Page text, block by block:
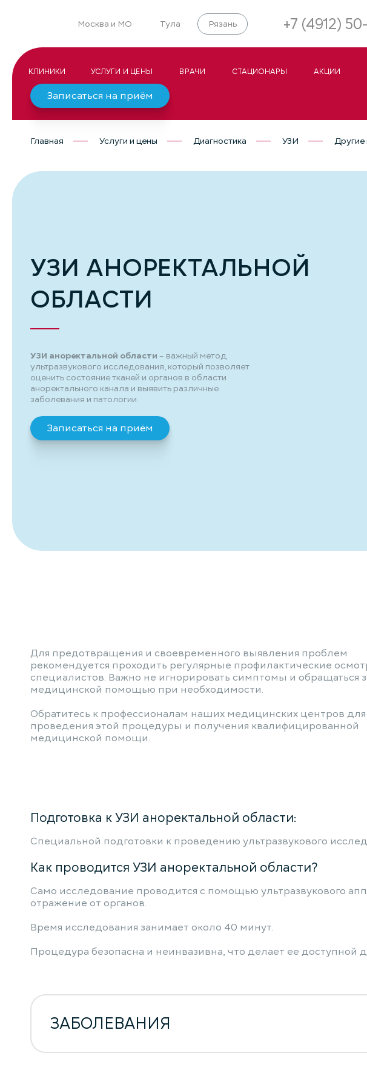
Москва и МО Тула Рязань +7 (4912)
КЛИНИКИ УСЛУГИ И ЦЕНЫ ВРАЧИ СТАЦИОНАРЫ АКЦИИ
Записаться на приём
Главная Услуги и цены Диагностика УЗИ
УЗИ АНОРЕКТАЛЬНОЙ
ОБЛАСТИ
УЗИ аноректальной области – важный метод
ультразвукового исследования, который позволяет
оценить состояние тканей и органов в области
аноректального канала и выявить различные
заболевания и патологии.
Записаться на приём
Для предотвращения и своевременного выявления проблем
рекомендуется проходить регулярные профилактические
специалистов. Важно не игнорировать симптомы и обращаться
медицинской помощью при необходимости.
Обратитесь к профессионалам наших медицинских центров для
проведения этой процедуры и получения квалифицированной
медицинской помощи.
Подготовка к УЗИ аноректальной области:
Специальной подготовки к проведению ультразвукового
Как проводится УЗИ аноректальной области?
Само исследование проводится с помощью ультразвукового
отражение от органов.
Время исследования занимает около 40 минут.
Процедура безопасна и неинвазивна, что делает ее доступной
ЗАБОЛЕВАНИЯ